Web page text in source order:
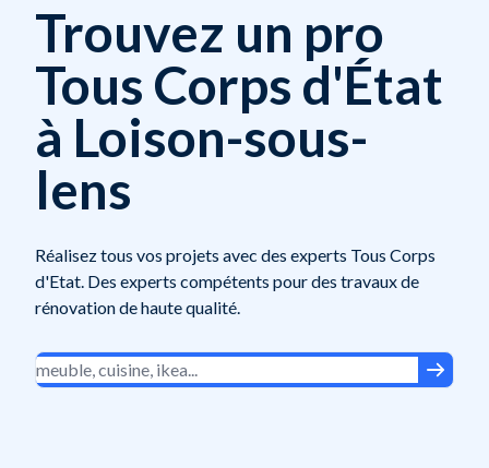
Trouvez un pro
Tous Corps d'État
à Loison-sous-
lens
Réalisez tous vos projets avec des experts Tous Corps
d'Etat. Des experts compétents pour des travaux de
rénovation de haute qualité.